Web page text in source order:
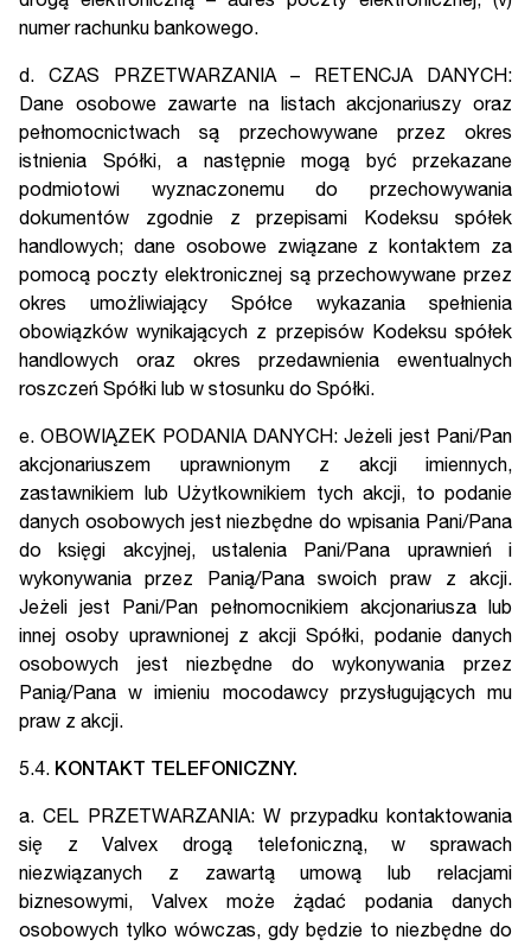
numer rachunku bankowego.
d. CZAS PRZETWARZANIA – RETENCJA DANYCH:
Dane osobowe zawarte na listach akcjonariuszy oraz
pełnomocnictwach są przechowywane przez okres
istnienia Spółki, a następnie mogą być przekazane
podmiotowi wyznaczonemu do przechowywania
dokumentów zgodnie z przepisami Kodeksu spółek
handlowych; dane osobowe związane z kontaktem za
pomocą poczty elektronicznej są przechowywane przez
okres umożliwiający Spółce wykazania spełnienia
obowiązków wynikających z przepisów Kodeksu spółek
handlowych oraz okres przedawnienia ewentualnych
roszczeń Spółki lub w stosunku do Spółki.
e. OBOWIĄZEK PODANIA DANYCH: Jeżeli jest Pani/Pan
akcjonariuszem uprawnionym z akcji imiennych,
zastawnikiem lub Użytkownikiem tych akcji, to podanie
danych osobowych jest niezbędne do wpisania Pani/Pana
do księgi akcyjnej, ustalenia Pani/Pana uprawnień i
wykonywania przez Panią/Pana swoich praw z akcji.
Jeżeli jest Pani/Pan pełnomocnikiem akcjonariusza lub
innej osoby uprawnionej z akcji Spółki, podanie danych
osobowych jest niezbędne do wykonywania przez
Panią/Pana w imieniu mocodawcy przysługujących mu
praw z akcji.
5.4. KONTAKT TELEFONICZNY.
a. CEL PRZETWARZANIA: W przypadku kontaktowania
się z Valvex drogą telefoniczną, w sprawach
niezwiązanych z zawartą umową lub relacjami
biznesowymi, Valvex może żądać podania danych
osobowych tylko wówczas, gdy będzie to niezbędne do